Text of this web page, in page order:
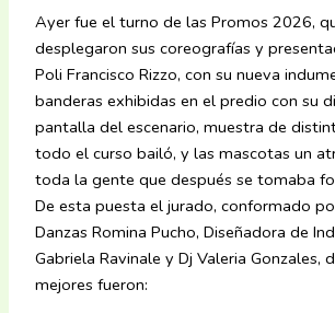
Ayer fue el turno de las Promos 2026,
desplegaron sus coreografías y
Poli Francisco Rizzo, con su nueva
banderas exhibidas en el predio con su
pantalla del escenario, muestra de
todo el curso bailó, y las mascotas un
toda la gente que después se tomaba
De esta puesta el jurado, conformado
Danzas Romina Pucho, Diseñadora de
Gabriela Ravinale y Dj Valeria Gonzales,
mejores fueron: